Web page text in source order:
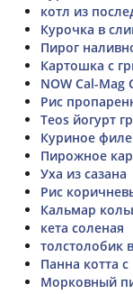
котл из
Курочка в
Пирог
Картошка с
NOW Cal-Mag
Рис
Teos йогурт
Куриное
Пирожное
Уха из сазана
Рис
Кальмар
кета соленая
толстолобик
Панна котта
Морковный